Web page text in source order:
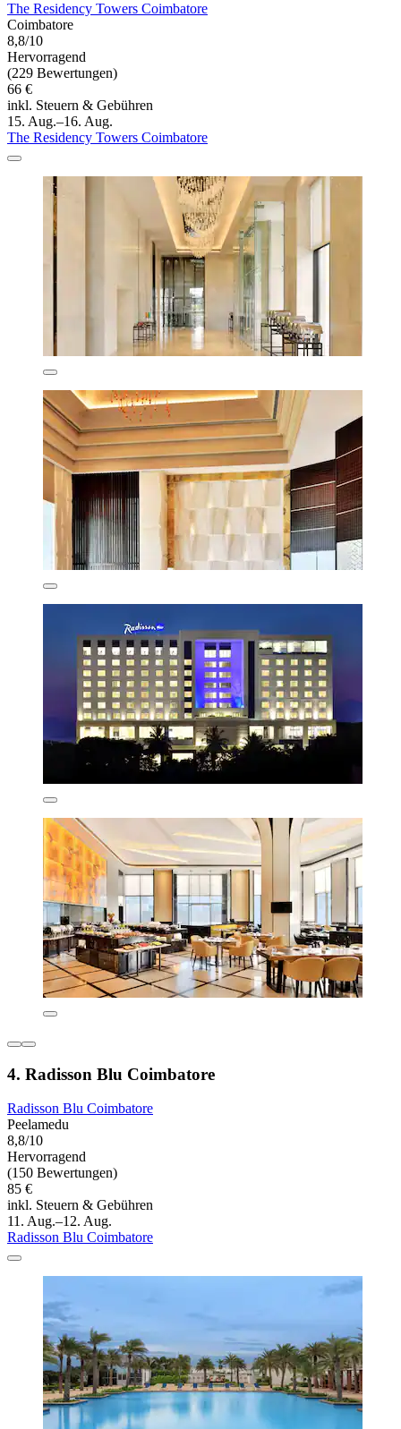
The Residency Towers Coimbatore
Coimbatore
8,8/10
Hervorragend
(229 Bewertungen)
66 €
inkl. Steuern & Gebühren
15. Aug.–16. Aug.
The Residency Towers Coimbatore
4. Radisson Blu Coimbatore
Radisson Blu Coimbatore
Peelamedu
8,8/10
Hervorragend
(150 Bewertungen)
85 €
inkl. Steuern & Gebühren
11. Aug.–12. Aug.
Radisson Blu Coimbatore